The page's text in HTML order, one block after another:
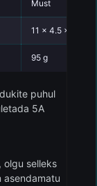
Must
11 x 4.5 x 3.3
95 g
puhul
5A
olgu selleks
asendamatu